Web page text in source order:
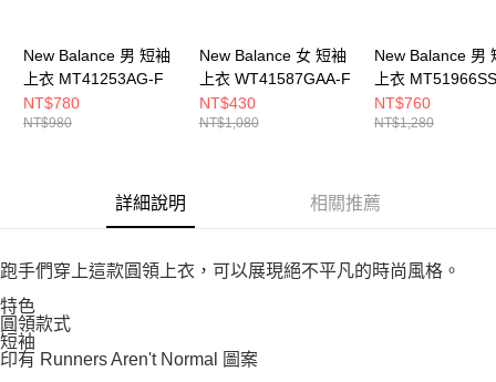
New Balance 男 短袖
上衣 MT41253AG-F
NT$780
NT$980
New Balance 女 短袖
上衣 WT41587GAA-F
NT$430
NT$1,080
New Balance 男
上衣
NT$760
NT$1,280
詳細說明 相關推薦
跑手們穿上這款圓領上衣，可以展現絕不平凡的時尚風格。
特色
圓領款式
短袖
印有 Runners Aren't Normal 圖案